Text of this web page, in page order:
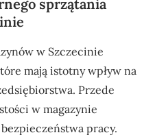
sprzątania
w Szczecinie
mają istotny wpływ na
Przede
w magazynie
pracy.